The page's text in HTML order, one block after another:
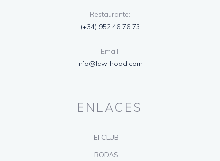
Restaurante:
(+34) 952 46 76 73
Email:
info@lew-hoad.com
ENLACES
El CLUB
BODAS